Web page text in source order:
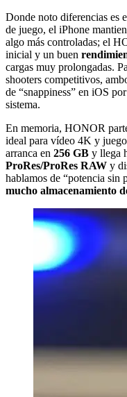
Donde noto diferencias es
de juego, el iPhone
algo más controladas; el
inicial y un buen
cargas muy prolongadas.
shooters competitivos,
de “snappiness” en iOS
sistema.
En memoria, HONOR
ideal para vídeo 4K y
arranca en 256 GB y llega
ProRes/ProRes RAW y
hablamos de “potencia sin
mucho almacenamiento